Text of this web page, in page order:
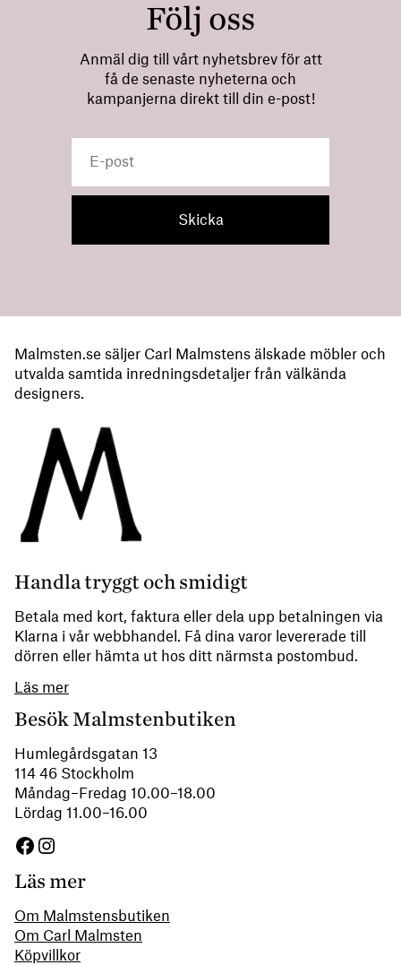
Följ oss
Anmäl dig till vårt nyhetsbrev för att
få de senaste nyheterna och
kampanjerna direkt till din e-post!
Malmsten.se säljer Carl Malmstens älskade möbler och
utvalda samtida inredningsdetaljer från välkända
designers.
Handla tryggt och smidigt
Betala med kort, faktura eller dela upp betalningen via
Klarna i vår webbhandel. Få dina varor levererade till
dörren eller hämta ut hos ditt närmsta postombud.
Läs mer
Besök Malmstenbutiken
Humlegårdsgatan 13
114 46 Stockholm
Måndag–Fredag 10.00–18.00
Lördag 11.00–16.00
Facebook
Instagram
Läs mer
Om Malmstensbutiken
Om Carl Malmsten
Köpvillkor